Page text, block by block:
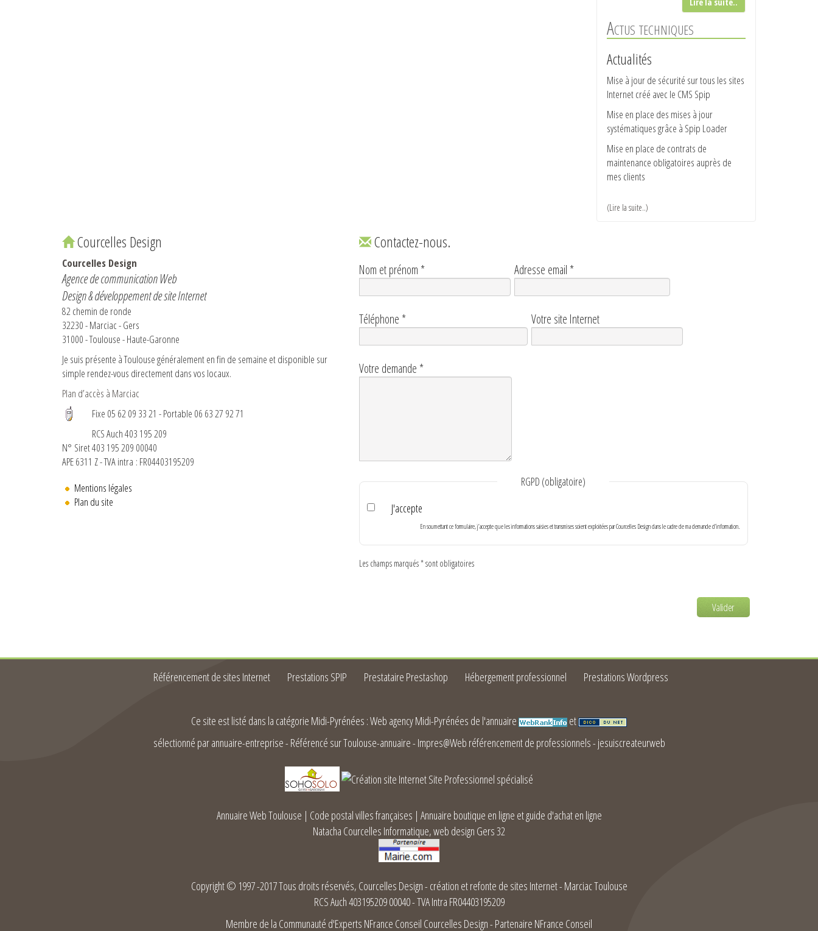
Canal sud est une radio locale pour
Toulouse et ses banlieues. (…)
Actus techniques
Actualités
Mise à jour de sécurité sur tous les sites
Internet créé avec le CMS Spip
Mise en place des mises à jour
systématiques grâce à Spip Loader
Mise en place de contrats de
maintenance obligatoires auprès de
mes clients
(Lire la suite..)
Courcelles Design
Courcelles Design
Agence de communication Web
Design & développement de site Internet
82 chemin de ronde
32230 - Marciac - Gers
31000 - Toulouse - Haute-Garonne
Je suis présente à Toulouse généralement en fin de semaine et disponible sur
simple rendez-vous directement dans vos locaux.
Plan d’accès à Marciac
Fixe 05 62 09 33 21 - Portable 06 63 27 92 71
RCS Auch 403 195 209
N° Siret 403 195 209 00040
APE 6311 Z - TVA intra : FR04403195209
Mentions légales
Plan du site
Contactez-nous.
Nom et prénom * Adresse email *
Téléphone * Votre site Internet
Votre demande *
RGPD (obligatoire)
J'accepte
En soumettant ce formulaire, j’accepte que les informations saisies et transmises soient exploitées par Courcelles Design dans le cadre de ma demande d’information.
Les champs marqués * sont obligatoires
Valider
Référencement de sites Internet Prestations SPIP Prestataire Prestashop Hébergement professionnel Prestations Wordpress
Ce site est listé dans la catégorie Midi-Pyrénées :Web agency Midi-Pyrénées de l'annuaire
et
sélectionné par annuaire-entreprise- Référencé sur Toulouse-annuaire- Impres@Web référencement de professionnels- jesuiscreateurweb
Annuaire Web Toulouse | Code postal villes françaises | Annuaire boutique en ligne et guide d'achat en ligne
Natacha Courcelles Informatique, web design Gers 32
Copyright © 1997 -2017 Tous droits réservés, Courcelles Design - création et refonte de sites Internet - Marciac Toulouse
RCS Auch 403195209 00040 - TVA Intra FR04403195209
Membre de la Communauté d'Experts NFrance Conseil Courcelles Design - Partenaire NFrance Conseil